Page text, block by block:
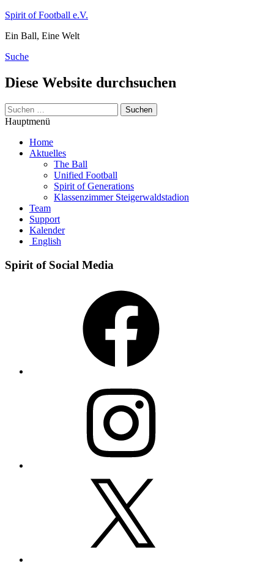
Zum
springen
Spirit of Football e.V.
Ein Ball, Eine Welt
Suche
Diese Website durchsuchen
Suchen
nach:
Hauptmenü
Home
Aktuelles
The Ball
Unified Football
Spirit of Generations
Klassenzimmer Steigerwaldstadion
Team
Support
Kalender
English
Spirit of Social Media